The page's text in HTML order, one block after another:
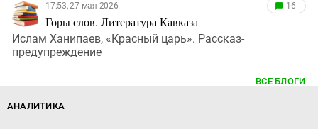
17:53, 27 мая 2026
Горы слов. Литература Кавказа
16
Ислам Ханипаев, «Красный царь». Рассказ-
предупреждение
ВСЕ БЛОГИ
АНАЛИТИКА